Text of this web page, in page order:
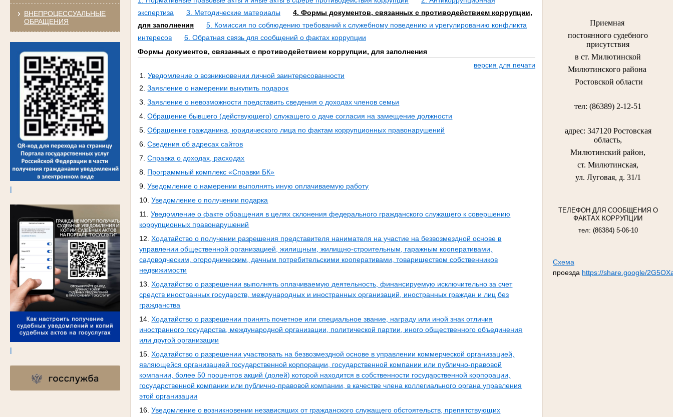
ВНЕПРОЦЕССУАЛЬНЫЕ
ОБРАЩЕНИЯ
|
|
Приемная
постоянного судебного
присутствия
в ст. Милютинской
Милютинского района
Ростовской области
тел: (86389) 2-12-51
адрес: 347120 Ростовская
область,
Милютинский район,
ст. Милютинская,
ул. Луговая, д. 31/1
ТЕЛЕФОН ДЛЯ СООБЩЕНИЯ О
ФАКТАХ КОРРУПЦИИ
тел: (86384) 5-06-10
Схема
проезда https://share.google/
экспертиза
3. Методические материалы
4. Формы документов, связанных с противодействием коррупции,
для заполнения
5. Комиссия по соблюдению требований к служебному поведению и урегулированию конфликта
интересов
6. Обратная связь для сообщений о фактах коррупции
Формы документов, связанных с противодействием коррупции, для заполнения
версия для печати
1. Уведомление о возникновении личной заинтересованности
2.Заявление о намерении выкупить подарок
3.Заявление о невозможности представить сведения о доходах членов семьи
4.Обращение бывшего (действующего) служащего о даче согласия на замещение должности
5.Обращение гражданина, юридического лица по фактам коррупционных правонарушений
6.Сведения об адресах сайтов
7.Справка о доходах, расходах
8. Программный комплекс «Справки БК»
9.Уведомление о намерении выполнять иную оплачиваемую работу
10.Уведомление о получении подарка
11.Уведомление о факте обращения в целях склонения федерального гражданского служащего к совершению
коррупционных правонарушений
12.Ходатайство о получении разрешения представителя нанимателя на участие на безвозмездной основе в
управлении общественной организацией, жилищным, жилищно-строительным, гаражным кооперативами,
садоводческим, огородническим, дачным потребительскими кооперативами, товариществом собственников
недвижимости
13.Ходатайство о разрешении выполнять оплачиваемую деятельность, финансируемую исключительно за счет
средств иностранных государств, международных и иностранных организаций, иностранных граждан и лиц без
гражданства
14.Ходатайство о разрешении принять почетное или специальное звание, награду или иной знак отличия
иностранного государства, международной организации, политической партии, иного общественного объединения
или другой организации
15.Ходатайство о разрешении участвовать на безвозмездной основе в управлении коммерческой организацией,
являющейся организацией государственной корпорации, государственной компании или публично-правовой
компании, более 50 процентов акций (долей) которой находится в собственности государственной корпорации,
государственной компании или публично-правовой компании, в качестве члена коллегиального органа управления
этой организации
16.Уведомление о возникновении независящих от гражданского служащего обстоятельств, препятствующих